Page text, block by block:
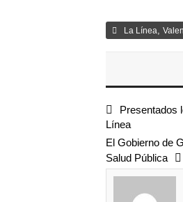
La Línea,
Presentados
Línea
El Gobierno de
Salud Pública